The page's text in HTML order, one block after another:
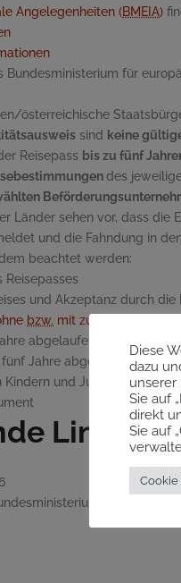
Angelegenheiten (BMEIA)
für
österreichische
sind keine
Reisepass bis zu fünf
des
Länder sehen vor, dass
und die Fahndung in
beachtet werden:
und Akzeptanz durch die
bzw. mit zusätzlichem
abgelaufenen Reisepasses
Jahre abgelaufene
Kindern und Jugendlichen
Links
für Inneres
Diese
dazu
unserer
Sie auf
direkt
Sie auf